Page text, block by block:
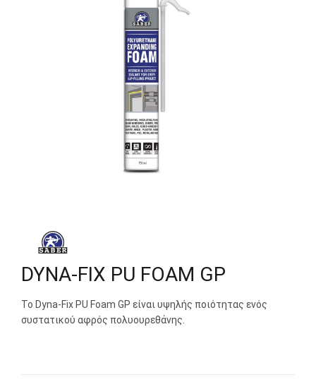
DYNA-FIX PU FOAM GP
Το Dyna-Fix PU Foam GP είναι υψηλής ποιότητας ενός
συστατικού αφρός πολυουρεθάνης.